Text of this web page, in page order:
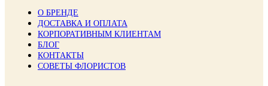
О БРЕНДЕ
ДОСТАВКА И ОПЛАТА
КОРПОРАТИВНЫМ КЛИЕНТАМ
БЛОГ
КОНТАКТЫ
СОВЕТЫ ФЛОРИСТОВ